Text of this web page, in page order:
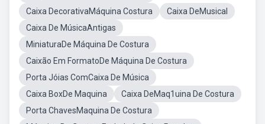
Caixa DecorativaMáquina Costura
Caixa DeMusical
Caixa De MúsicaAntigas
MiniaturaDe Máquina De Costura
Caixão Em FormatoDe Máquina De Costura
Porta Jóias ComCaixa De Música
Caixa BoxDe Maquina
Caixa DeMaq1uina De Costura
Porta ChavesMaquina De Costura